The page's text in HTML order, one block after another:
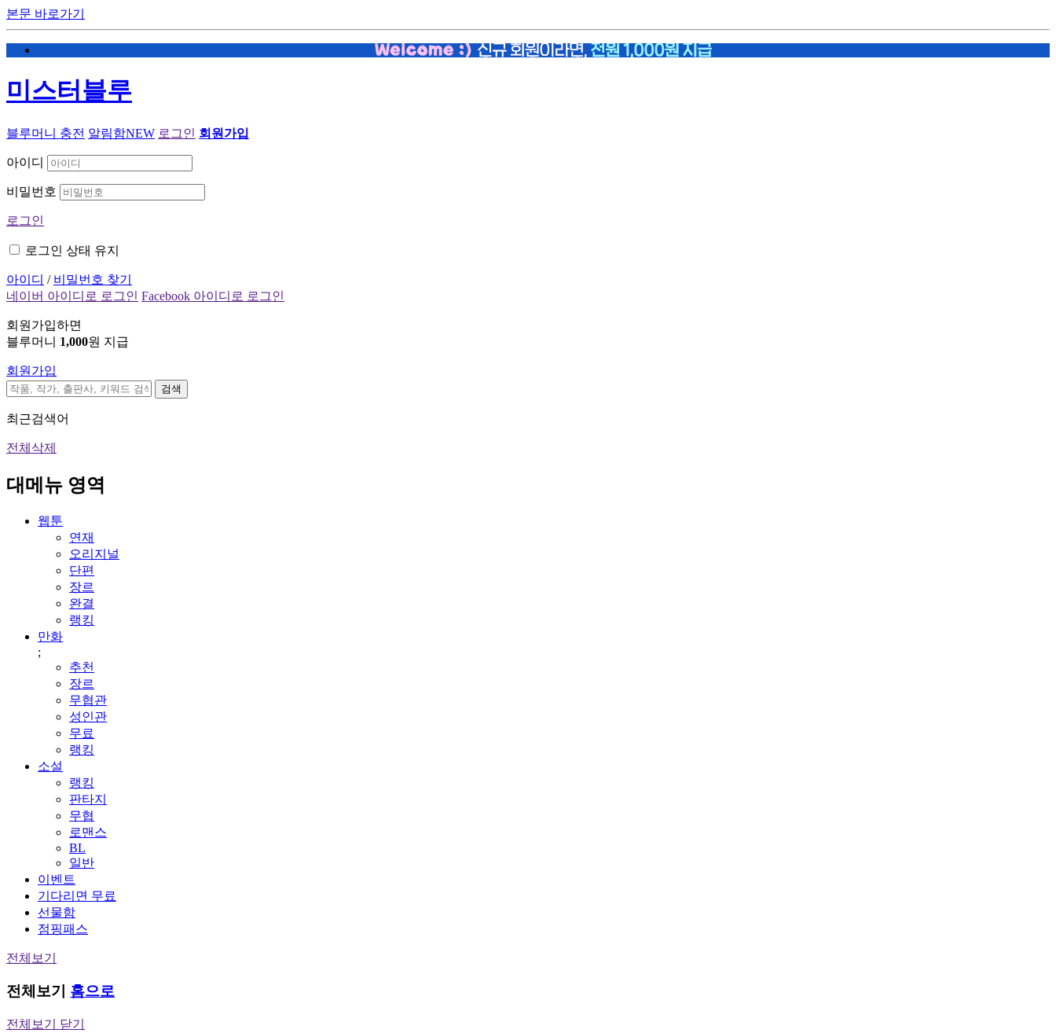
본문 바로가기
미스터블루
블루머니 충전 알림함NEW 로그인 회원가입
아이디
비밀번호
로그인
로그인 상태 유지
아이디 / 비밀번호 찾기
네이버 아이디로 로그인 Facebook 아이디로 로그인
회원가입하면
블루머니 1,000원 지급
회원가입
검색
최근검색어
전체삭제
대메뉴 영역
웹툰
연재
오리지널
단편
장르
완결
랭킹
만화
;
추천
장르
무협관
성인관
무료
랭킹
소설
랭킹
판타지
무협
로맨스
BL
일반
이벤트
기다리면 무료
선물함
점핑패스
전체보기
전체보기 홈으로
전체보기 닫기